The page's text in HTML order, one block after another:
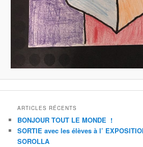
ARTICLES RÉCENTS
BONJOUR TOUT LE MONDE !
SORTIE avec les élèves à l’
SOROLLA